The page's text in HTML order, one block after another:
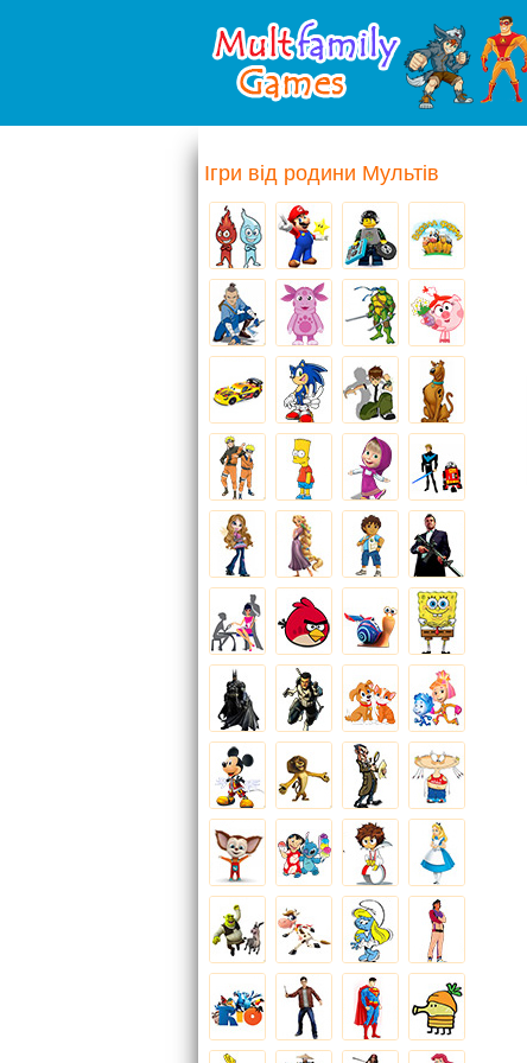
Ігри від родини Мультів